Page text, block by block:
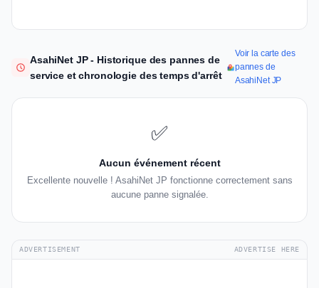
AsahiNet JP - Historique des pannes de
service et chronologie des temps d'arrêt
Voir la carte des
pannes de
AsahiNet JP
✅
Aucun événement récent
Excellente nouvelle ! AsahiNet JP fonctionne correctement sans
aucune panne signalée.
ADVERTISEMENT ADVERTISE HERE